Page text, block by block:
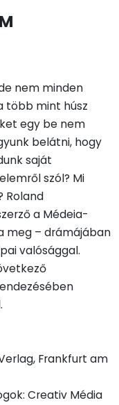
nem minden
több mint húsz
egy be nem
belátni, hogy
saját
szól? Mi
Roland
a Médeia-
meg – drámájában
valósággal.
Frankfurt am
Creativ Média